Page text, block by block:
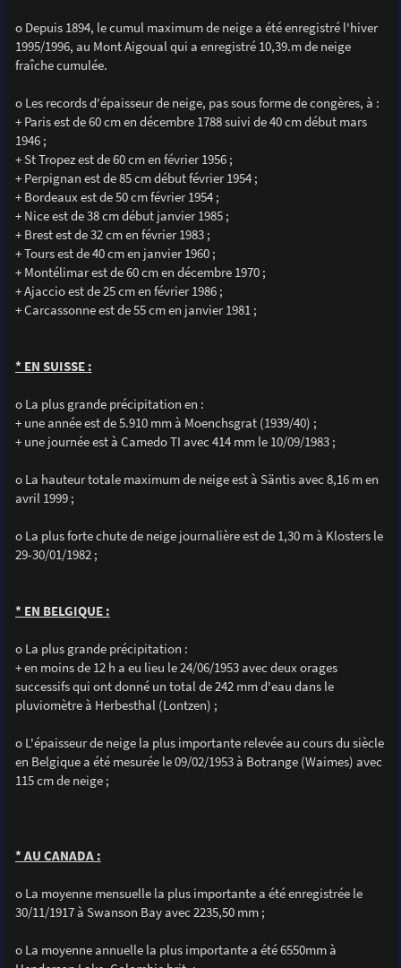
o Depuis 1894, le cumul maximum de neige a été enregistré l'hiver
1995/1996, au Mont Aigoual qui a enregistré 10,39.m de neige
fraîche cumulée.
o Les records d'épaisseur de neige, pas sous forme de congères, à :
+ Paris est de 60 cm en décembre 1788 suivi de 40 cm début mars
1946 ;
+ St Tropez est de 60 cm en février 1956 ;
+ Perpignan est de 85 cm début février 1954 ;
+ Bordeaux est de 50 cm février 1954 ;
+ Nice est de 38 cm début janvier 1985 ;
+ Brest est de 32 cm en février 1983 ;
+ Tours est de 40 cm en janvier 1960 ;
+ Montélimar est de 60 cm en décembre 1970 ;
+ Ajaccio est de 25 cm en février 1986 ;
+ Carcassonne est de 55 cm en janvier 1981 ;
* EN SUISSE :
o La plus grande précipitation en :
+ une année est de 5.910 mm à Moenchsgrat (1939/40) ;
+ une journée est à Camedo TI avec 414 mm le 10/09/1983 ;
o La hauteur totale maximum de neige est à Säntis avec 8,16 m en
avril 1999 ;
o La plus forte chute de neige journalière est de 1,30 m à Klosters le
29-30/01/1982 ;
* EN BELGIQUE :
o La plus grande précipitation :
+ en moins de 12 h a eu lieu le 24/06/1953 avec deux orages
successifs qui ont donné un total de 242 mm d'eau dans le
pluviomètre à Herbesthal (Lontzen) ;
o L'épaisseur de neige la plus importante relevée au cours du siècle
en Belgique a été mesurée le 09/02/1953 à Botrange (Waimes) avec
115 cm de neige ;
* AU CANADA :
o La moyenne mensuelle la plus importante a été enregistrée le
30/11/1917 à Swanson Bay avec 2235,50 mm ;
o La moyenne annuelle la plus importante a été 6550mm à